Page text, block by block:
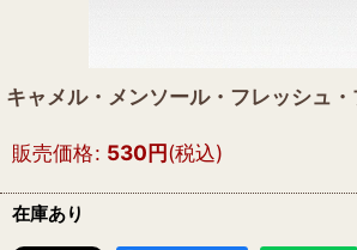
キャメル・メンソール・フレッシュ・
販売価格: 530円(税込)
在庫あり